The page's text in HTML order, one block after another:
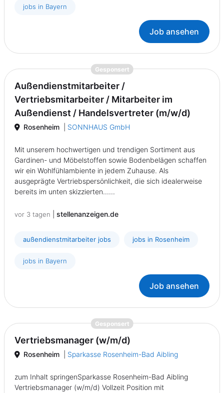
jobs in Bayern
Job ansehen
Gesponsert{prompt.job}
Außendienstmitarbeiter /
Vertriebsmitarbeiter / Mitarbeiter im
Außendienst / Handelsvertreter (m/w/d)
Rosenheim SONNHAUS GmbH
Mit unserem hochwertigen und trendigen Sortiment aus
Gardinen- und Möbelstoffen sowie Bodenbelägen schaffen
wir ein Wohlfühlambiente in jedem Zuhause. Als
ausgeprägte Vertriebspersönlichkeit, die sich idealerweise
bereits im unten skizzierten......
vor 3 tagen stellenanzeigen.de
außendienstmitarbeiter jobs jobs in Rosenheim
jobs in Bayern
Job ansehen
Gesponsert{prompt.job}
Vertriebsmanager (w/m/d)
Rosenheim Sparkasse Rosenheim-Bad Aibling
zum Inhalt springenSparkasse Rosenheim-Bad Aibling
Vertriebsmanager (w/m/d) Vollzeit Position mit